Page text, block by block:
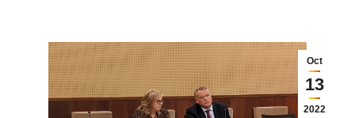
Oct
13
2022